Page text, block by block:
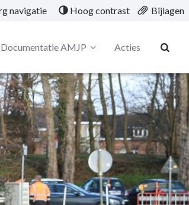
navigatie Hoog contrast Bijlagen
Documentatie AMJP Acties